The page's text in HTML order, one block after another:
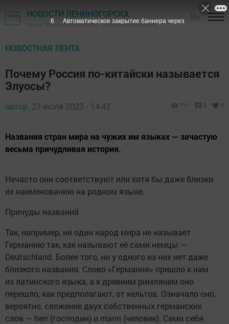
НОВОСТИ ЛЕНИНОГОРСКА
Газета "Лениногорские вести" - Лениногорский район
НОВОСТНАЯ ЛЕНТА
Почему Россия по-китайски называется
Элуосы?
автор, 23 июля 2023 - 14:43 711 0 0
Названия стран мира на чужих им языках — зачастую
весьма причудливая история.
Нечасто они соответствуют или хотя бы даже близки
их наименованию на родном языке.
Причуды названий
Так, например, ни один народ мира не называет
Германию так, как называют её сами немцы —
Deutschland. Более того, ни у одного из них нет даже
близкого названия. Слово «Германия» пришло к нам
из латинского языка, а к древним римлянам оно
перешло, как предполагают, от кельтов. Означало оно,
вероятно, сложение двух собственных германских
слов — herr (господин) и mann (человек). Сами себя
5 Автоматическое закрытие баннера через